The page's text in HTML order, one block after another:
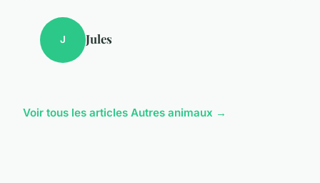
J Jules
Voir tous les articles Autres animaux →